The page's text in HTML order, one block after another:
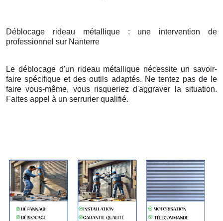
Déblocage rideau métallique : une intervention de
professionnel sur Nanterre
Le déblocage d'un rideau métallique nécessite un savoir-
faire spécifique et des outils adaptés. Ne tentez pas de le
faire vous-même, vous risqueriez d'aggraver la situation.
Faites appel à un serrurier qualifié.